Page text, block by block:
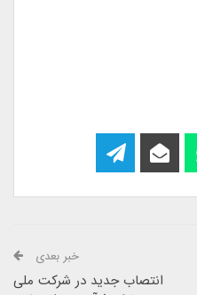
خبر بعدی
انتصاب جدید در شرکت ملی